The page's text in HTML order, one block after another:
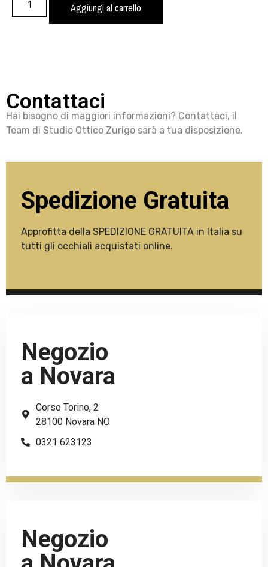
Aggiungi al carrello
Contattaci
Hai bisogno di maggiori informazioni? Contattaci, il
Team di Studio Ottico Zurigo sarà a tua disposizione.
Spedizione Gratuita
Approfitta della SPEDIZIONE GRATUITA in Italia su
tutti gli occhiali acquistati online.
Negozio
a Novara
Corso Torino, 2
28100 Novara NO
0321 623123
Negozio